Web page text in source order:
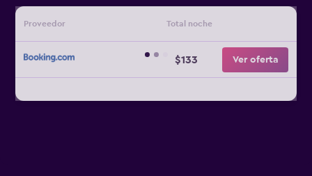
Proveedor Total noche
$133 Ver oferta